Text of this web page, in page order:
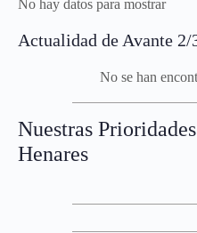
No hay datos para mostrar
Actualidad de Avante
No se han
Nuestras
Henares